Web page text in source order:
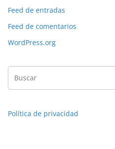
Feed de entradas
Feed de comentarios
WordPress.org
Política de privacidad